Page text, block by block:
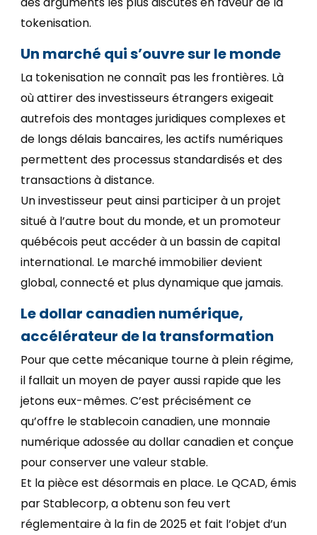
tokenisation.
Un marché qui s’ouvre sur le monde
La tokenisation ne connaît pas les frontières. Là
où attirer des investisseurs étrangers exigeait
autrefois des montages juridiques complexes et
de longs délais bancaires, les actifs numériques
permettent des processus standardisés et des
transactions à distance.
Un investisseur peut ainsi participer à un projet
situé à l’autre bout du monde, et un promoteur
québécois peut accéder à un bassin de capital
international. Le marché immobilier devient
global, connecté et plus dynamique que jamais.
Le dollar canadien numérique,
accélérateur de la transformation
Pour que cette mécanique tourne à plein régime,
il fallait un moyen de payer aussi rapide que les
jetons eux-mêmes. C’est précisément ce
qu’offre le stablecoin canadien, une monnaie
numérique adossée au dollar canadien et conçue
pour conserver une valeur stable.
Et la pièce est désormais en place. Le QCAD, émis
par Stablecorp, a obtenu son feu vert
réglementaire à la fin de 2025 et fait l’objet d’un